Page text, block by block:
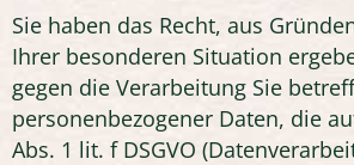
Sie haben das Recht, aus
Ihrer besonderen Situation
gegen die Verarbeitung Sie
personenbezogener Daten, die
Abs. 1 lit. f DSGVO